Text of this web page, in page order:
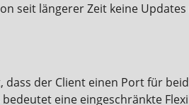
seit längerer Zeit keine
der Client einen Port für
eine eingeschränkte